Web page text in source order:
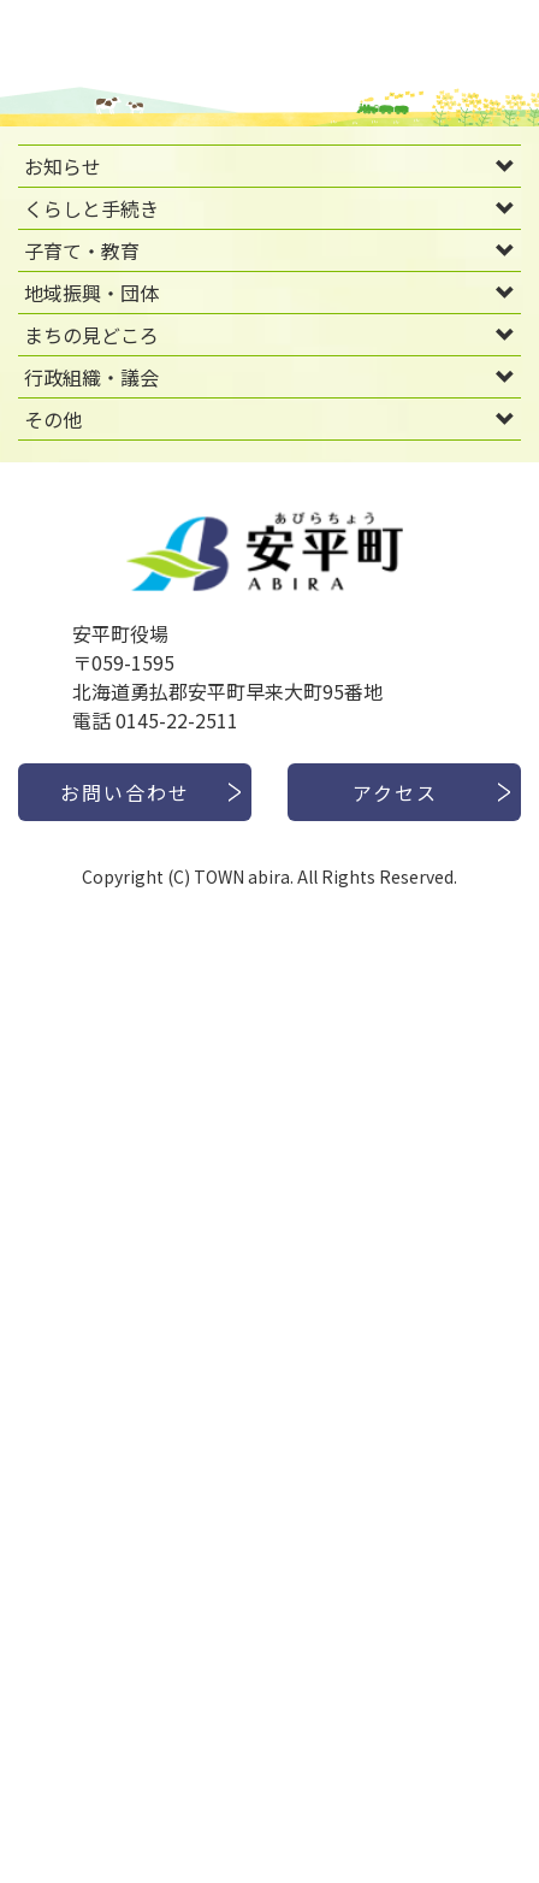
お知らせ
くらしと手続き
子育て・教育
地域振興・団体
まちの見どころ
行政組織・議会
その他
安平町役場
〒059-1595
北海道勇払郡安平町早来大町95番地
電話 0145-22-2511
お問い合わせ アクセス
Copyright (C) TOWN abira. All Rights Reserved.